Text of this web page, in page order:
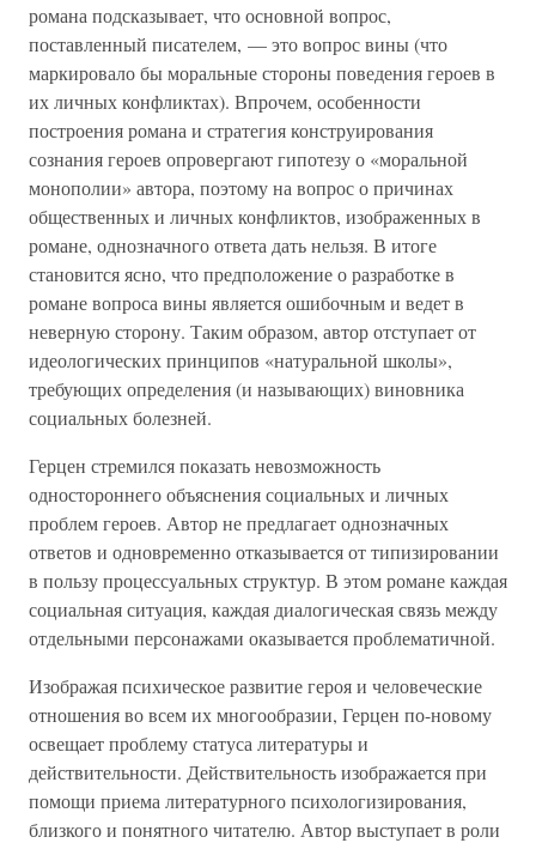
романа подсказывает, что основной вопрос,
поставленный писателем, — это вопрос вины (что
маркировало бы моральные стороны поведения героев в
их личных конфликтах). Впрочем, особенности
построения романа и стратегия конструирования
сознания героев опровергают гипотезу о «моральной
монополии» автора, поэтому на вопрос о причинах
общественных и личных конфликтов, изображенных в
романе, однозначного ответа дать нельзя. В итоге
становится ясно, что предположение о разработке в
романе вопроса вины является ошибочным и ведет в
неверную сторону. Таким образом, автор отступает от
идеологических принципов «натуральной школы»,
требующих определения (и называющих) виновника
социальных болезней.
Герцен стремился показать невозможность
одностороннего объяснения социальных и личных
проблем героев. Автор не предлагает однозначных
ответов и одновременно отказывается от типизировании
в пользу процессуальных структур. В этом романе каждая
социальная ситуация, каждая диалогическая связь между
отдельными персонажами оказывается проблематичной.
Изображая психическое развитие героя и человеческие
отношения во всем их многообразии, Герцен по-новому
освещает проблему статуса литературы и
действительности. Действительность изображается при
помощи приема литературного психологизирования,
близкого и понятного читателю. Автор выступает в роли